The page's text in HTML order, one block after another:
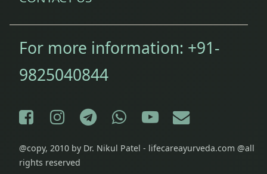
For more information: +91-
9825040844
Facebook
Instagram
Telegram
WhatsApp
YouTube
E-mail
@copy, 2010 by Dr. Nikul Patel - lifecareayurveda.com @all
rights reserved